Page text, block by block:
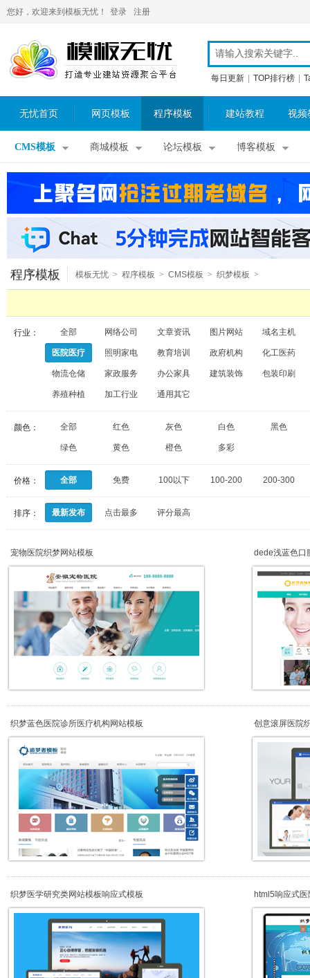
您好，欢迎来到模板无忧！ 登录 注册
每日更新 TOP排行榜
无忧首页 网页模板 程序模板 建站教程 视频
CMS模板 商城模板 论坛模板 博客模板
程序模板 模板无忧 > 程序模板 > CMS模板 > 织梦模板 >
行业： 全部 网络公司 文章资讯 图片网站 域名主机
医院医疗 照明家电 教育培训 政府机构 化工医药
物流仓储 家政服务 办公家具 建筑装饰 包装印刷
养殖种植 加工行业 通用其它
颜色： 全部 红色 灰色 白色 黑色
绿色 黄色 橙色 多彩
价格： 全部 免费 100以下 100-200 200-300
排序： 最新发布 点击最多 评分最高
宠物医院织梦网站模板 dede浅蓝色口
织梦蓝色医院诊所医疗机构网站模板 创意滚屏医院
织梦医学研究类网站模板响应式模板
html5响应式
机）